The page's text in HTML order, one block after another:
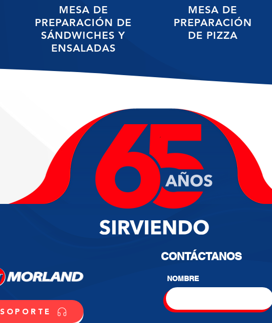
MESA DE
PREPARACIÓN DE
SÁNDWICHES Y
ENSALADAS
MESA DE
PREPARACIÓN
DE PIZZA
SOPORTE
CONTÁCTANOS
NOMBRE